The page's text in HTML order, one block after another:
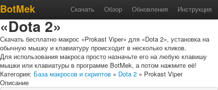
BotMek Скачать Обзор Обновления Инструкция
Макрос «Prokast Viper» для
«Dota 2»
Скачать бесплатно макрос «Prokast Viper» для «Dota 2», установка на
обычную мышку и клавиатуру происходит в несколько кликов.
Для использования макроса просто назначьте его на любую клавишу
мышки или клавиатуры в программе BotMek, а потом нажмите её!
Категория: База макросов и скриптов » Dota 2 » Prokast Viper
Описание